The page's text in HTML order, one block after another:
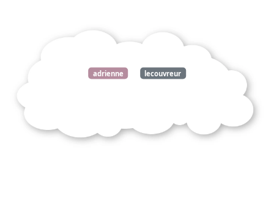
adrienne lecouvreur